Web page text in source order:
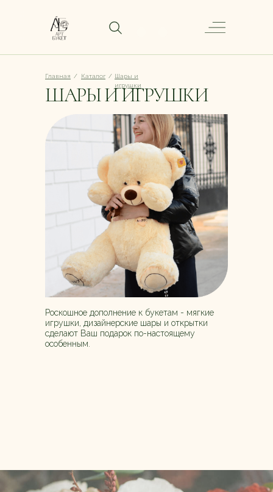
ШАРЫ И ИГРУШКИ
Роскошное дополнение к букетам - мягкие
игрушки, дизайнерские шары и открытки
сделают Ваш подарок по-настоящему
особенным.
Каталог
Главная
Шары и
игрушки
/
/